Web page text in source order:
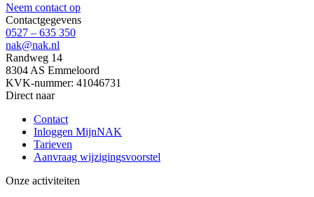
Neem contact op
Contactgegevens
0527 – 635 350
nak@nak.nl
Randweg 14
8304 AS Emmeloord
KVK-nummer: 41046731
Direct naar
Contact
Inloggen MijnNAK
Tarieven
Aanvraag wijzigingsvoorstel
Onze activiteiten